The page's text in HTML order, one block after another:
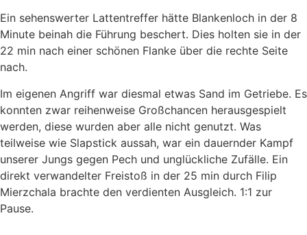
Ein sehenswerter Lattentreffer hätte Blankenloch in der 8
Minute beinah die Führung beschert. Dies holten sie in der
22 min nach einer schönen Flanke über die rechte Seite
nach.
Im eigenen Angriff war diesmal etwas Sand im Getriebe. Es
konnten zwar reihenweise Großchancen herausgespielt
werden, diese wurden aber alle nicht genutzt. Was
teilweise wie Slapstick aussah, war ein dauernder Kampf
unserer Jungs gegen Pech und unglückliche Zufälle. Ein
direkt verwandelter Freistoß in der 25 min durch Filip
Mierzchala brachte den verdienten Ausgleich. 1:1 zur
Pause.